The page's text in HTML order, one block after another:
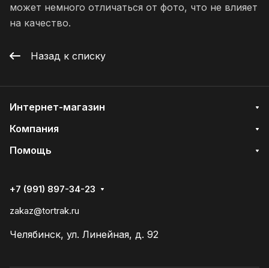
может немного отличаться от фото, что не влияет
на качество.
Назад к списку
Интернет-магазин
Компания
Помощь
+7 (991) 897-34-23
zakaz@tortrak.ru
Челябинск, ул. Линейная, д. 92